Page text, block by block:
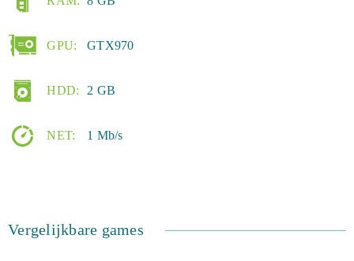
GPU: GTX970
HDD: 2 GB
NET: 1 Mb/s
Vergelijkbare games